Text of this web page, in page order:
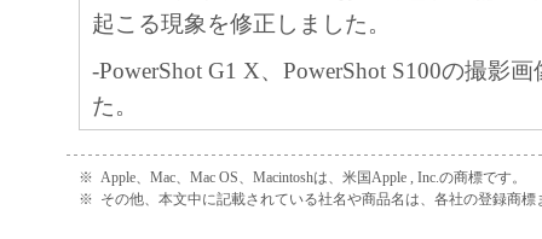
起こる現象を修正しました。
-PowerShot G1 X、PowerShot S100の撮影
た。
※ Apple、Mac、Mac OS、Macintoshは、米国Apple , Inc.の商標です。
※ その他、本文中に記載されている社名や商品名は、各社の登録商標